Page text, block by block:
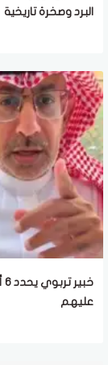
البرد وصخرة تاريخية
عليهم